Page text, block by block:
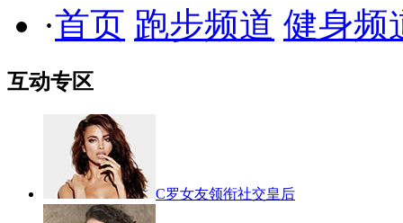
·首页 跑步频道 健身频
互动专区
C罗女友领衔社交皇后